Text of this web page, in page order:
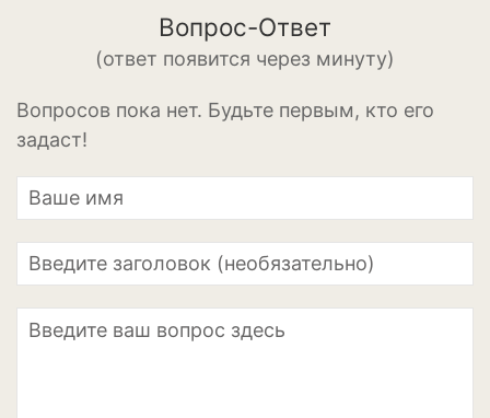
Земклуника
Инжир
Калина
Клубника
Клюква
Вопрос-Ответ
(ответ появится через минуту)
Вопросов пока нет. Будьте первым, кто его
задаст!